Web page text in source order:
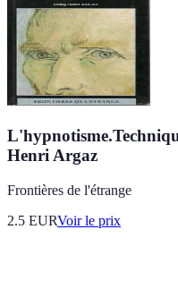
Henri Argaz
Frontières de l'étrange
2.5 EURVoir le prix